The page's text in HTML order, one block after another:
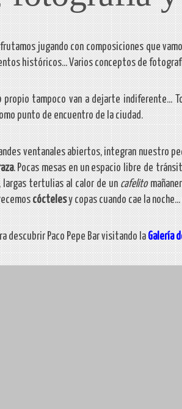
jugando con composiciones que
históricos... Varios conceptos de
propio tampoco van a dejarte indiferente...
punto de encuentro de la ciudad.
ventanales abiertos, integran nuestro
. Pocas mesas en un espacio libre de
largas tertulias al calor de un cafelito
cóctelesy copas cuando cae la
descubrir Paco Pepe Bar visitando la Galería